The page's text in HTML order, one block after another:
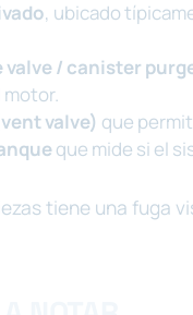
, ubicado
valve / canister
valve) que
que mide si el
tiene una fuga